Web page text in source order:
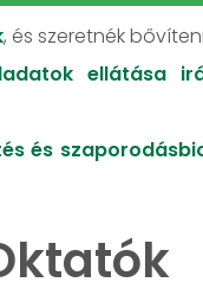
, és szeretnék
ellátása
és